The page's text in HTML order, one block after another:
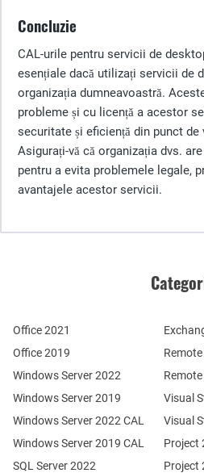
Concluzie
CAL-urile pentru servicii de
esențiale dacă utilizați servicii de
organizația dumneavoastră.
probleme și cu licență a acestor
securitate și eficiență din punct
Asigurați-vă că organizația dvs.
pentru a evita problemele legale,
avantajele acestor servicii.
Office 2021
Office 2019
Windows Server 2022
Windows Server 2019
SQL Server 2022
Windows Server 2022 CAL
Windows Server 2019 CAL
Visual
Visual
Project
Project